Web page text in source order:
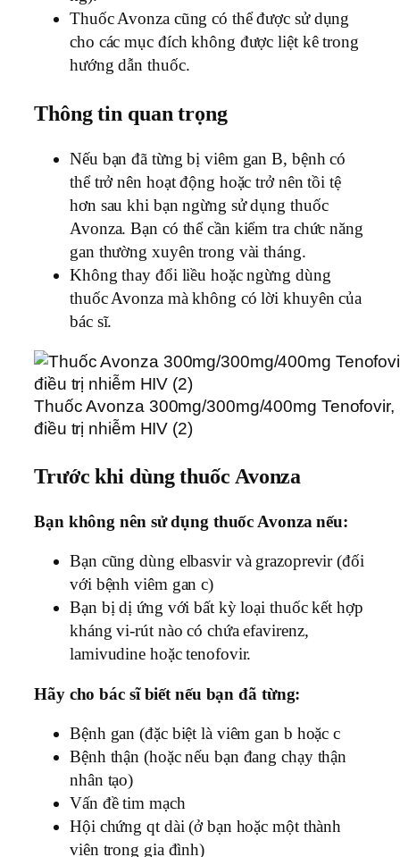
Thuốc Avonza cũng có thể được sử dụng
cho các mục đích không được liệt kê trong
hướng dẫn thuốc.
Thông tin quan trọng
Nếu bạn đã từng bị viêm gan B, bệnh có
thể trở nên hoạt động hoặc trở nên tồi tệ
hơn sau khi bạn ngừng sử dụng thuốc
Avonza. Bạn có thể cần kiểm tra chức năng
gan thường xuyên trong vài tháng.
Không thay đổi liều hoặc ngừng dùng
thuốc Avonza mà không có lời khuyên của
bác sĩ.
Thuốc Avonza 300mg/300mg/400mg
điều trị nhiễm HIV (2)
Trước khi dùng thuốc Avonza
Bạn không nên sử dụng thuốc Avonza nếu:
Bạn cũng dùng elbasvir và grazoprevir (đối
với bệnh viêm gan c)
Bạn bị dị ứng với bất kỳ loại thuốc kết hợp
kháng vi-rút nào có chứa efavirenz,
lamivudine hoặc tenofovir.
Hãy cho bác sĩ biết nếu bạn đã từng:
Bệnh gan (đặc biệt là viêm gan b hoặc c
Bệnh thận (hoặc nếu bạn đang chạy thận
nhân tạo)
Vấn đề tim mạch
Hội chứng qt dài (ở bạn hoặc một thành
viên trong gia đình)